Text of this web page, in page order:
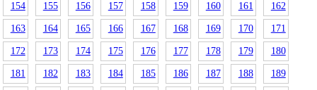
154 155 156 157 158 159 160 161 162
163 164 165 166 167 168 169 170 171
172 173 174 175 176 177 178 179 180
181 182 183 184 185 186 187 188 189